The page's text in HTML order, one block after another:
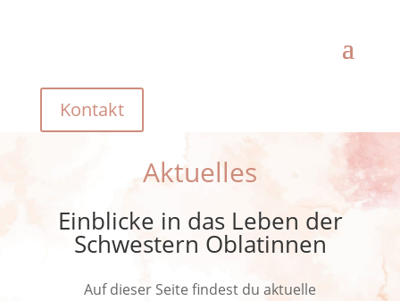
Kontakt
Aktuelles
Einblicke in das Leben der
Schwestern Oblatinnen
Auf dieser Seite findest du aktuelle